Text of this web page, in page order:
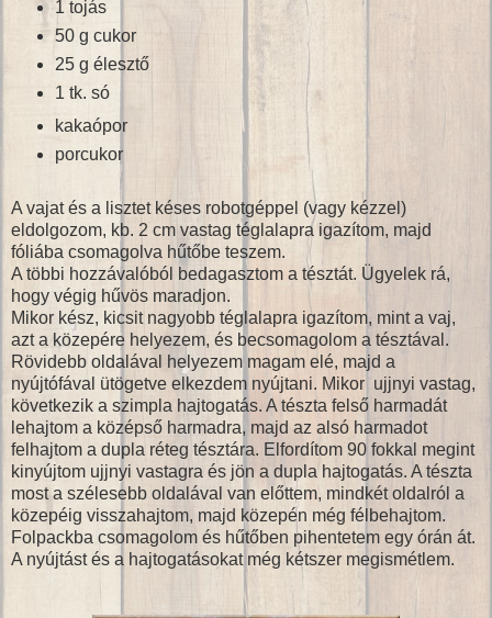
1 tojás
50 g cukor
25 g élesztő
1 tk. só
kakaópor
porcukor
A vajat és a lisztet késes robotgéppel (vagy kézzel)
eldolgozom, kb. 2 cm vastag téglalapra igazítom, majd
fóliába csomagolva hűtőbe teszem.
A többi hozzávalóból bedagasztom a tésztát. Ügyelek rá,
hogy végig hűvös maradjon.
Mikor kész, kicsit nagyobb téglalapra igazítom, mint a vaj,
azt a közepére helyezem, és becsomagolom a tésztával.
Rövidebb oldalával helyezem magam elé, majd a
nyújtófával ütögetve elkezdem nyújtani. Mikor ujjnyi vastag,
következik a szimpla hajtogatás. A tészta felső harmadát
lehajtom a középső harmadra, majd az alsó harmadot
felhajtom a dupla réteg tésztára. Elfordítom 90 fokkal megint
kinyújtom ujjnyi vastagra és jön a dupla hajtogatás. A tészta
most a szélesebb oldalával van előttem, mindkét oldalról a
közepéig visszahajtom, majd közepén még félbehajtom.
Folpackba csomagolom és hűtőben pihentetem egy órán át.
A nyújtást és a hajtogatásokat még kétszer megismétlem.